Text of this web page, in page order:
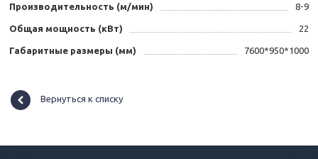
Производительность (м/мин) 8-9
Общая мощность (кВт) 22
Габаритные размеры (мм) 7600*950*1000
Вернуться к списку